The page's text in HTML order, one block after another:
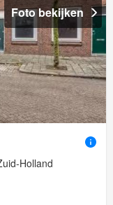
Foto bekijken
Holland